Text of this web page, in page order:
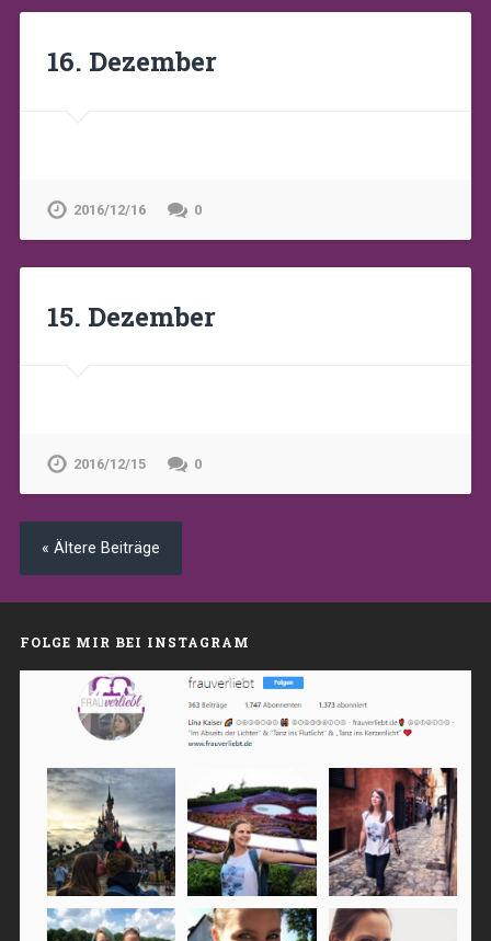
16. Dezember
2016/12/16 0
15. Dezember
2016/12/15 0
« Ältere Beiträge
FOLGE MIR BEI INSTAGRAM